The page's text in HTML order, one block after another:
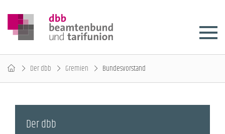
Der dbb Gremien Bundesvorstand
Der dbb